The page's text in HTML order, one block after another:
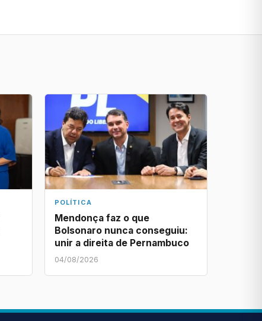
POLÍTICA
Mendonça faz o que
Bolsonaro nunca conseguiu:
unir a direita de Pernambuco
04/08/2026